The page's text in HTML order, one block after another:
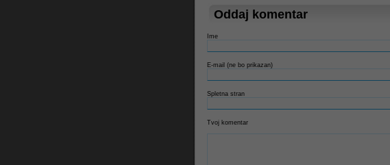
Oddaj komentar
Ime
E-mail (ne bo prikazan)
Spletna stran
Tvoj komentar